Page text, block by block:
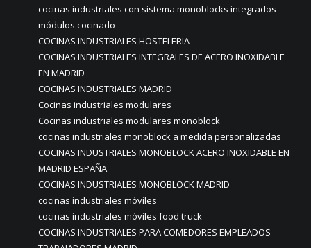
cocinas industriales con sistema monoblocks integrados
módulos cocinado
COCINAS INDUSTRIALES HOSTELERIA
COCINAS INDUSTRIALES INTEGRALES DE ACERO INOXIDABLE
EN MADRID
COCINAS INDUSTRIALES MADRID
Cocinas industriales modulares
Cocinas industriales modulares monoblock
cocinas industriales monoblock a medida personalizadas
COCINAS INDUSTRIALES MONOBLOCK ACERO INOXIDABLE EN
MADRID ESPAÑA
COCINAS INDUSTRIALES MONOBLOCK MADRID
cocinas industriales móviles
cocinas industriales móviles food truck
COCINAS INDUSTRIALES PARA COMEDORES EMPLEADOS